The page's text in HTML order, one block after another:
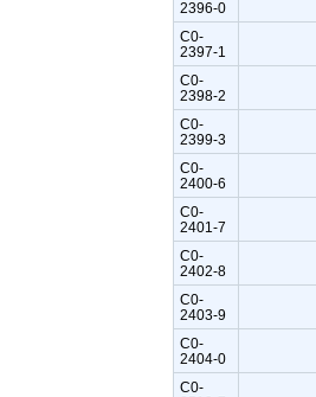
2396-0
C0-
2397-1
C0-
2398-2
C0-
2399-3
C0-
2400-6
C0-
2401-7
C0-
2402-8
C0-
2403-9
C0-
2404-0
C0-